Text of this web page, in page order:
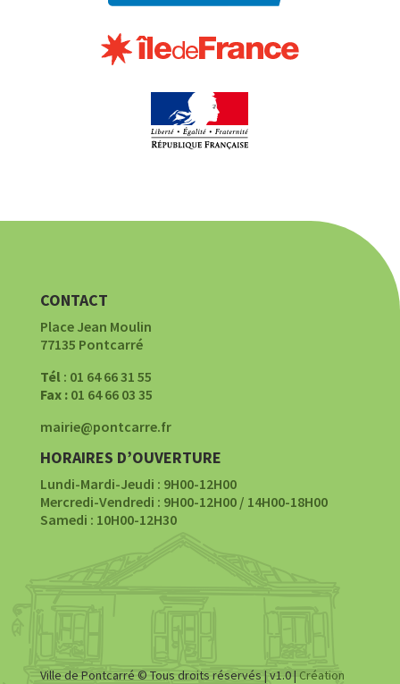
CONTACT
Place Jean Moulin
77135 Pontcarré
Tél: 01 64 66 31 55
Fax :01 64 66 03 35
mairie@pontcarre.fr
HORAIRES D’OUVERTURE
Lundi-Mardi-Jeudi : 9H00-12H00
Mercredi-Vendredi : 9H00-12H00 / 14H00-18H00
Samedi : 10H00-12H30
Ville de Pontcarré © Tous droits réservés | v1.0 | Création